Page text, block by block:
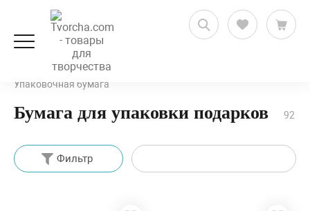
Декорирование и декупаж
Упаковочная бумага
Бумага для упаковки подарков 92
Фильтр